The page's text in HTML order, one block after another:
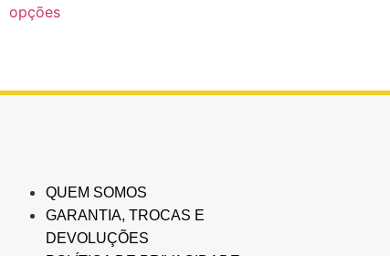
opções
QUEM SOMOS
GARANTIA, TROCAS E
DEVOLUÇÕES